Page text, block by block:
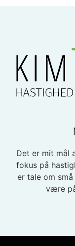
Det er mit mål
fokus på
er tale om
være